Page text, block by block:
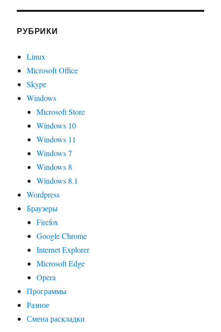
РУБРИКИ
Linux
Microsoft Office
Skype
Windows
Microsoft Store
Windows 10
Windows 11
Windows 7
Windows 8
Windows 8.1
Wordpress
Браузеры
Firefox
Google Chrome
Internet Explorer
Microsoft Edge
Opera
Программы
Разное
Смена раскладки